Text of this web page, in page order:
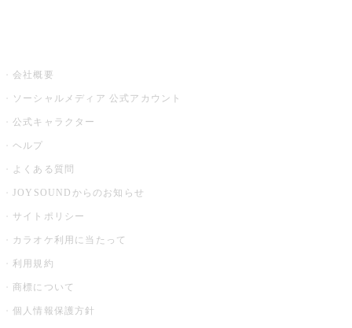
会社概要
ソーシャルメディア 公式アカウント
公式キャラクター
ヘルプ
よくある質問
JOYSOUNDからのお知らせ
サイトポリシー
カラオケ利用に当たって
利用規約
商標について
個人情報保護方針